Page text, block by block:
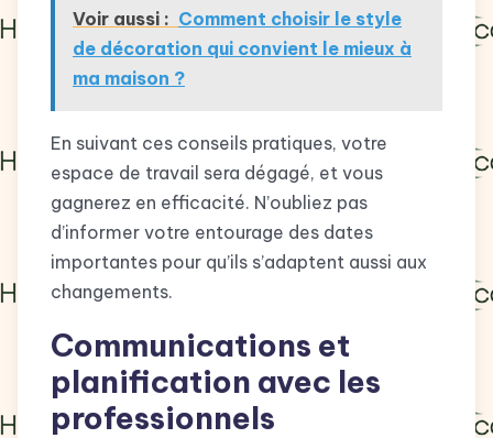
Voir aussi : Comment choisir le style
de décoration qui convient le mieux à
ma maison ?
En suivant ces conseils pratiques, votre
espace de travail sera dégagé, et vous
gagnerez en efficacité. N’oubliez pas
d’informer votre entourage des dates
importantes pour qu’ils s’adaptent aussi aux
changements.
Communications et
planification avec les
professionnels